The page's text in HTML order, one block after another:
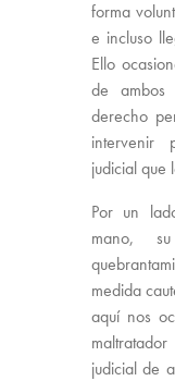
forma
e incluso
Ello
de
derecho
intervenir
judicial que
Por un
mano,
medida
aquí nos
judicial de